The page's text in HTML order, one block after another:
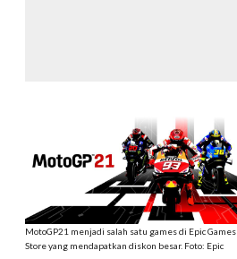
MotoGP21 menjadi salah satu games di Epic Games
Store yang mendapatkan diskon besar. Foto: Epic